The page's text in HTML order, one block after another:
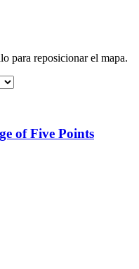
para reposicionar el mapa.
of Five Points